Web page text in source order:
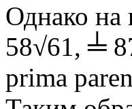
Однако на
58√61, ╧
prima